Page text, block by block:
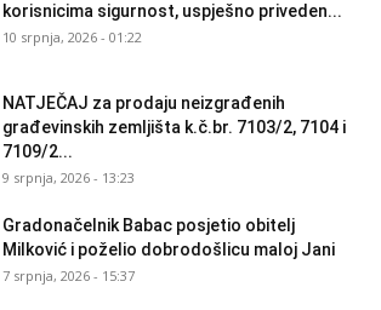
korisnicima sigurnost, uspješno priveden...
10 srpnja, 2026 - 01:22
NATJEČAJ za prodaju neizgrađenih
građevinskih zemljišta k.č.br. 7103/2, 7104 i
7109/2...
9 srpnja, 2026 - 13:23
Gradonačelnik Babac posjetio obitelj
Milković i poželio dobrodošlicu maloj Jani
7 srpnja, 2026 - 15:37